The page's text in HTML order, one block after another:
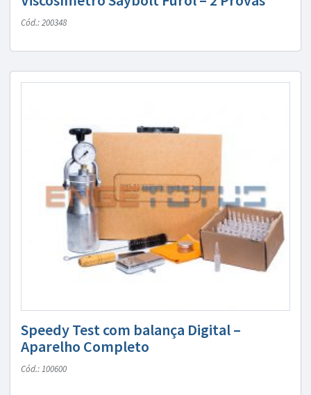
Cód.: 200348
Speedy Test com balança Digital –
Aparelho Completo
Cód.: 100600